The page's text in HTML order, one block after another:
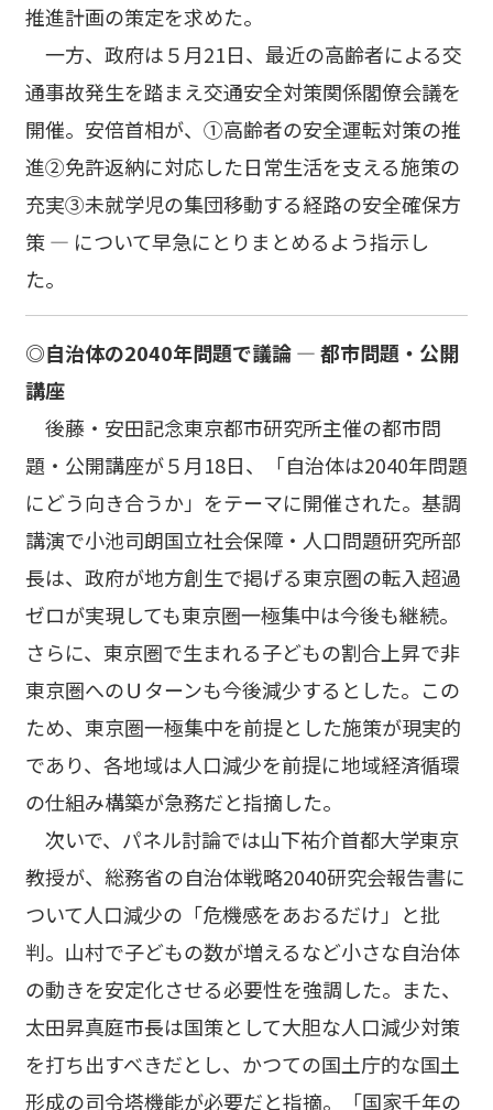
推進計画の策定を求めた。
一方、政府は５月21日、最近の高齢者による交
通事故発生を踏まえ交通安全対策関係閣僚会議を
開催。安倍首相が、①高齢者の安全運転対策の推
進②免許返納に対応した日常生活を支える施策の
充実③未就学児の集団移動する経路の安全確保方
策 ― について早急にとりまとめるよう指示し
た。
◎自治体の2040年問題で議論 ― 都市問題・公開
講座
後藤・安田記念東京都市研究所主催の都市問
題・公開講座が５月18日、「自治体は2040年問題
にどう向き合うか」をテーマに開催された。基調
講演で小池司朗国立社会保障・人口問題研究所部
長は、政府が地方創生で掲げる東京圏の転入超過
ゼロが実現しても東京圏一極集中は今後も継続。
さらに、東京圏で生まれる子どもの割合上昇で非
東京圏へのＵターンも今後減少するとした。この
ため、東京圏一極集中を前提とした施策が現実的
であり、各地域は人口減少を前提に地域経済循環
の仕組み構築が急務だと指摘した。
次いで、パネル討論では山下祐介首都大学東京
教授が、総務省の自治体戦略2040研究会報告書に
ついて人口減少の「危機感をあおるだけ」と批
判。山村で子どもの数が増えるなど小さな自治体
の動きを安定化させる必要性を強調した。また、
太田昇真庭市長は国策として大胆な人口減少対策
を打ち出すべきだとし、かつての国土庁的な国土
形成の司令塔機能が必要だと指摘。「国家千年の